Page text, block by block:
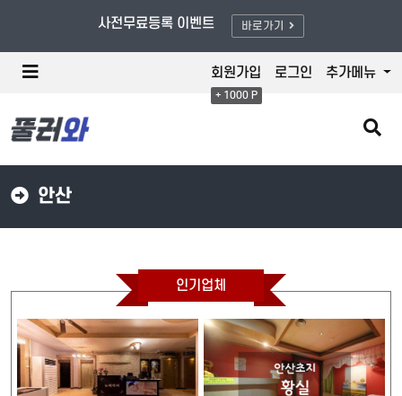
사전무료등록 이벤트 바로가기
풀러와/할인적용 - 최대 80% OFF
메
튼
회원가입
+ 1000 P
로그인 추가메뉴
검
색
버
안산
인기업체